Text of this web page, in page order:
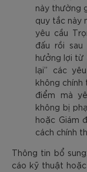
này thường
quy tắc này
yêu cầu
đấu rồi
hưởng lợi từ
lại” các
không
điểm mà
không bị
hoặc Giám
cách chính
Thông tin bổ
cáo kỹ thuật